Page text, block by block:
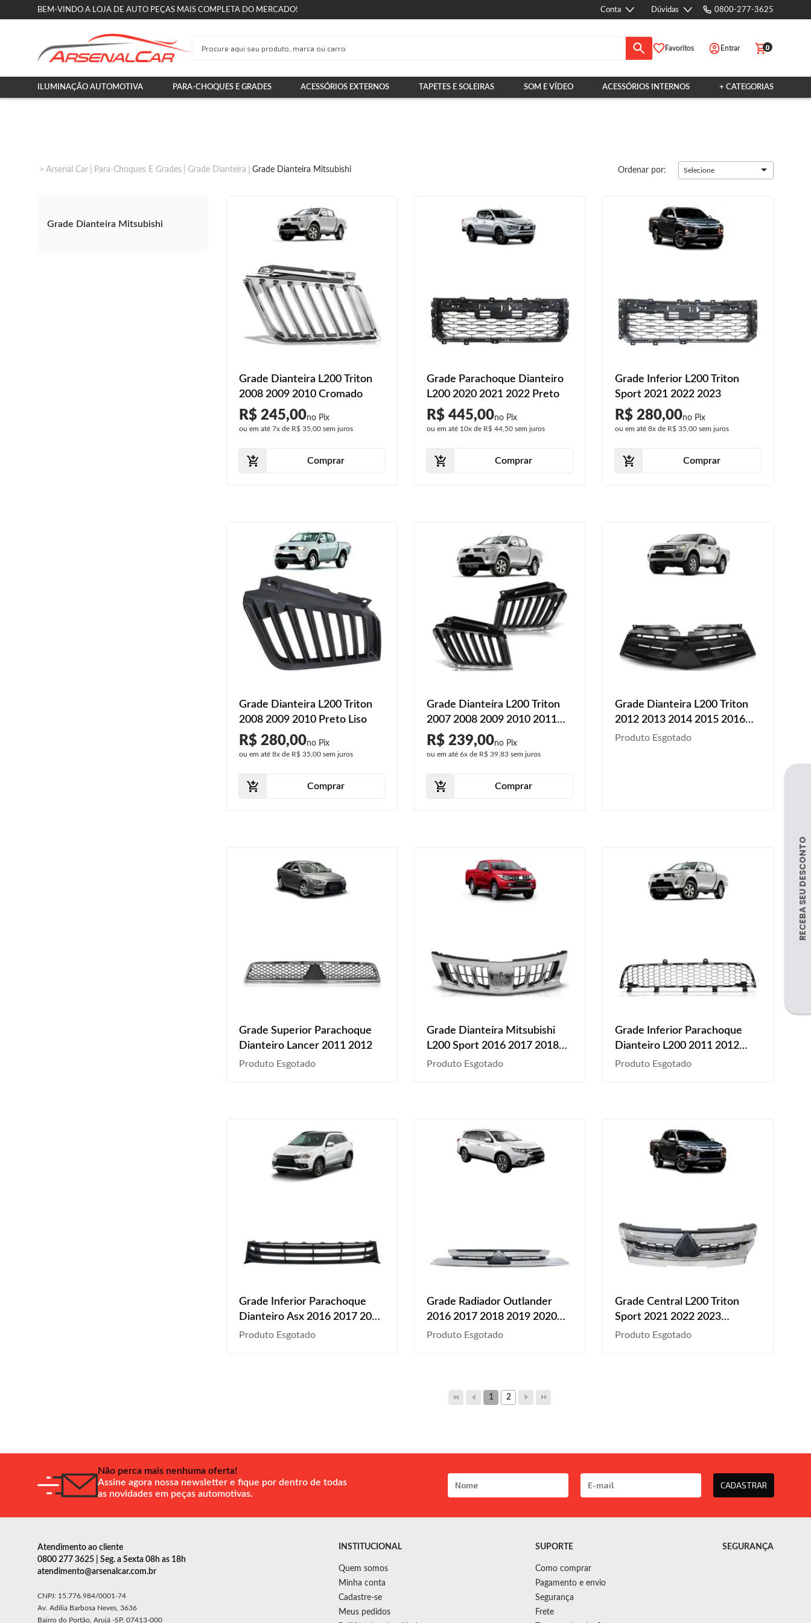
BEM-VINDO A LOJA DE AUTO PEÇAS MAIS COMPLETA DO MERCADO! Conta Dúvidas 0800-277-3625
Favoritos Entrar 0
ILUMINAÇÃO AUTOMOTIVA PARA-CHOQUES E GRADES ACESSÓRIOS EXTERNOS TAPETES E SOLEIRAS SOM E VÍDEO ACESSÓRIOS INTERNOS + CATEGORIAS
Arsenal Car Para-Choques E Grades Grade Dianteira Grade Dianteira Mitsubishi Ordenar por: Selecione
Grade Dianteira Mitsubishi
Grade Dianteira L200 Triton
2008 2009 2010 Cromado
R$ 245,00
ou em até 7xde R$ 35,00sem juros
Comprar
Grade Parachoque Dianteiro
L200 2020 2021 2022 Preto
R$ 445,00
ou em até 10x de R$ 44,50 sem juros
Comprar
Grade Inferior L200 Triton
Sport 2021 2022 2023
R$ 280,00
ou em até 8xde R$ 35,00sem juros
Comprar
Grade Dianteira L200 Triton
2008 2009 2010 Preto Liso
R$ 280,00
ou em até 8xde R$ 35,00sem juros
Comprar
Grade Dianteira L200 Triton
2007 2008 2009 2010 2011
2012 Cromada Preto
R$ 239,00
ou em até6x de R$ 39,83 sem juros
Comprar
Grade Dianteira L200 Triton
2012 2013 2014 2015 2016
2017 Preto
Produto Esgotado
Grade Superior Parachoque
Dianteiro Lancer 2011 2012
Produto Esgotado
Grade Dianteira Mitsubishi
L200 Sport 2016 2017 2018
Cromada
Produto Esgotado
Grade Inferior Parachoque
Dianteiro L200 2011 2012
2013 2014 2015 2016
Produto Esgotado
Grade Inferior Parachoque
Dianteiro Asx 2016 2017 2018
2019
Produto Esgotado
Grade Radiador Outlander
2016 2017 2018 2019 2020
Com Friso Cromado
Produto Esgotado
Grade Central L200 Triton
Sport 2021 2022 2023
Cromado
Produto Esgotado
1 2
Não perca mais nenhuma oferta!
Assine agora nossa newsletter e fique por dentro de todas
as novidades em peças automotivas.
CADASTRAR
Atendimento ao cliente
0800 277 3625 | Seg. a Sexta 08h as 18h
atendimento@arsenalcar.com.br
CNPJ: 15.776.984/0001-74
Av. Adília Barbosa Neves, 3636
Bairro do Portão, Arujá -SP, 07413-000
INSTITUCIONAL
Quem somos
Minha conta
Cadastre-se
Meus pedidos
SUPORTE
Como comprar
Pagamento e envio
Segurança
Frete
SEGURANÇA